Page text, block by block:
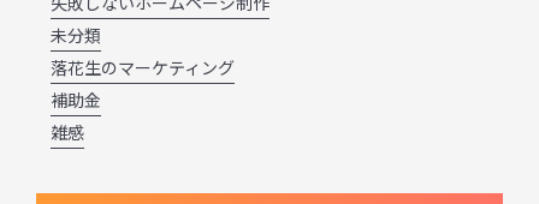
未分類
落花生のマーケティング
補助金
雑感